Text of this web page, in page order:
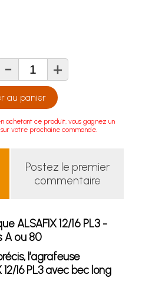
- +
au panier
ce produit, vous gagnez un
votre prochaine commande.
Postez le premier
commentaire
ALSAFIX 12/16 PL3 -
A ou 80
l’agrafeuse
16 PL3 avec bec long